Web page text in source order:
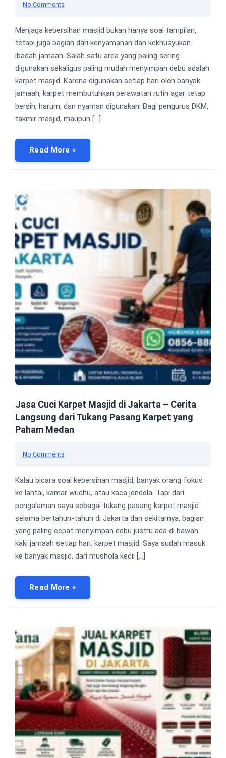
No Comments
Menjaga kebersihan masjid bukan hanya soal tampilan,
tetapi juga bagian dari kenyamanan dan kekhusyukan
ibadah jamaah. Salah satu area yang paling sering
digunakan sekaligus paling mudah menyimpan debu adalah
karpet masjid. Karena digunakan setiap hari oleh banyak
jamaah, karpet membutuhkan perawatan rutin agar tetap
bersih, harum, dan nyaman digunakan. Bagi pengurus DKM,
takmir masjid, maupun […]
Read More »
Jasa Cuci Karpet Masjid di Jakarta – Cerita
Langsung dari Tukang Pasang Karpet yang
Paham Medan
No Comments
Kalau bicara soal kebersihan masjid, banyak orang fokus
ke lantai, kamar wudhu, atau kaca jendela. Tapi dari
pengalaman saya sebagai tukang pasang karpet masjid
selama bertahun-tahun di Jakarta dan sekitarnya, bagian
yang paling cepat menyimpan debu justru ada di bawah
kaki jamaah setiap hari: karpet masjid. Saya sudah masuk
ke banyak masjid, dari mushola kecil […]
Read More »